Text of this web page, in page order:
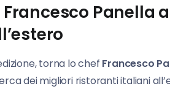
Panella
torna lo chef Francesco
dei migliori ristoranti italiani